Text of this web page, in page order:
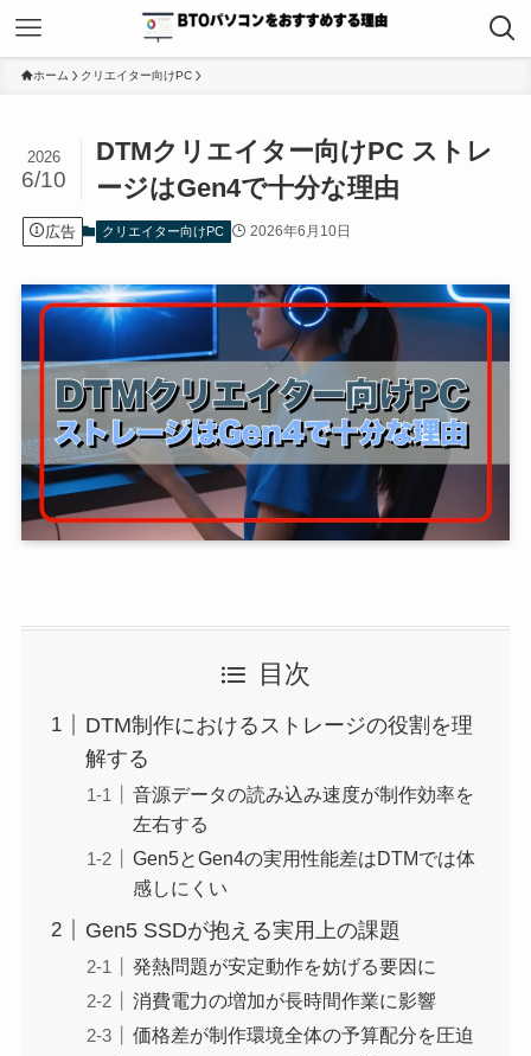
ホーム クリエイター向けPC
DTMクリエイター向けPC ストレ
ージはGen4で十分な理由
2026
6/10
広告 クリエイター向けPC 2026年6月10日
目次
DTM制作におけるストレージの役割を理
解する
音源データの読み込み速度が制作効率を
左右する
Gen5とGen4の実用性能差はDTMでは体
感しにくい
Gen5 SSDが抱える実用上の課題
発熱問題が安定動作を妨げる要因に
消費電力の増加が長時間作業に影響
価格差が制作環境全体の予算配分を圧迫